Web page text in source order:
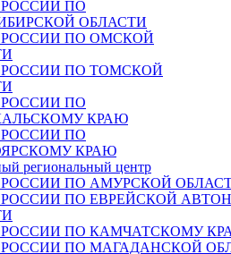
ПО
ОБЛАСТИ
РОССИИ ПО ОМСКОЙ
РОССИИ ПО ТОМСКОЙ
ПО
КРАЮ
ПО
КРАЮ
региональный центр
ПО АМУРСКОЙ
РОССИИ ПО ЕВРЕЙСКОЙ
РОССИИ ПО КАМЧАТСКОМУ
ПО МАГАДАНСКОЙ